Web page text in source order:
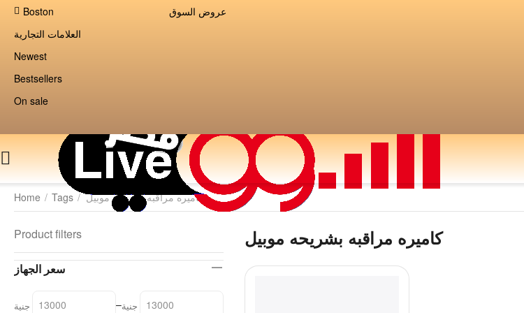
Boston
عروض السوق
العلامات التجارية
Newest
Bestsellers
On sale
Home / Tags / كاميره مراقبه بشريحه موبيل
كاميره مراقبه بشريحه موبيل Product filters
سعر الجهاز
جنية –جنية